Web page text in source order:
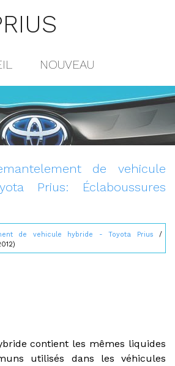
NOUVEAU
de vehicule
Prius: Éclaboussures
de vehicule hybride - Toyota Prius /
contient les mêmes liquides
utilisés dans les véhicules